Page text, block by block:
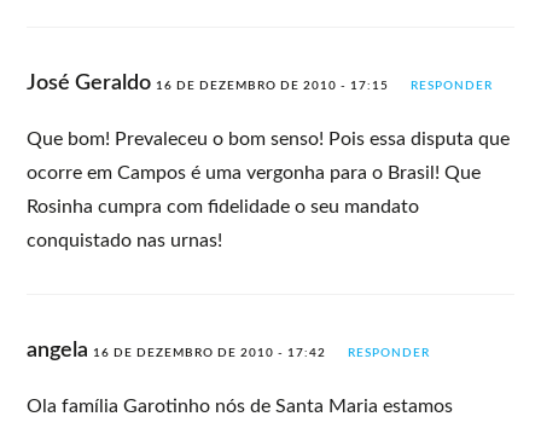
José Geraldo 16 DE DEZEMBRO DE 2010 - 17:15 RESPONDER
Que bom! Prevaleceu o bom senso! Pois essa disputa que
ocorre em Campos é uma vergonha para o Brasil! Que
Rosinha cumpra com fidelidade o seu mandato
conquistado nas urnas!
angela 16 DE DEZEMBRO DE 2010 - 17:42 RESPONDER
Ola família Garotinho nós de Santa Maria estamos